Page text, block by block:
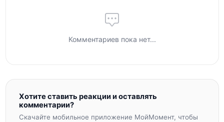
Комментариев пока нет...
Хотите ставить реакции и оставлять
комментарии?
Скачайте мобильное приложение МойМомент, чтобы